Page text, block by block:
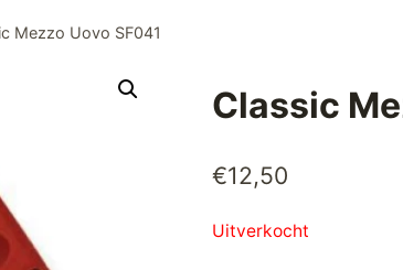
Mezzo Uovo SF041
Classic
€12,50
Uitverkocht